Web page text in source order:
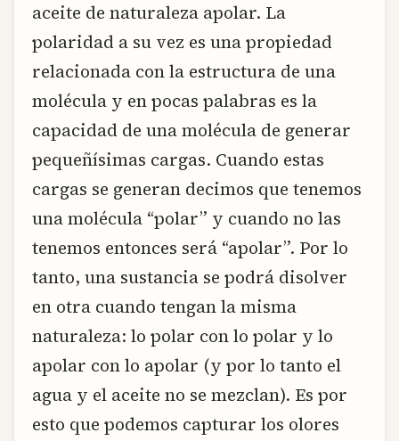
aceite de naturaleza apolar. La
polaridad a su vez es una propiedad
relacionada con la estructura de una
molécula y en pocas palabras es la
capacidad de una molécula de generar
pequeñísimas cargas. Cuando estas
cargas se generan decimos que tenemos
una molécula “polar” y cuando no las
tenemos entonces será “apolar”. Por lo
tanto, una sustancia se podrá disolver
en otra cuando tengan la misma
naturaleza: lo polar con lo polar y lo
apolar con lo apolar (y por lo tanto el
agua y el aceite no se mezclan). Es por
esto que podemos capturar los olores